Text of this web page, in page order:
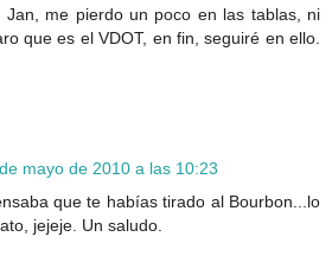
Jan, me pierdo un poco en las tablas, ni
que es el VDOT, en fin, seguiré en ello.
mayo de 2010 a las 10:23
que te habías tirado al Bourbon...lo
jejeje. Un saludo.